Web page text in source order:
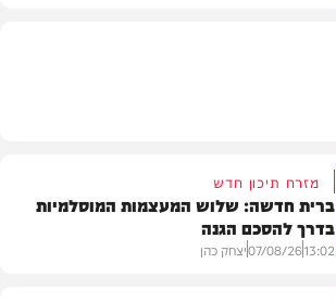
מזרח תיכון חדש
ברית חדשה: שלוש המעצמות המוסלמיות
בדרך להסכם הגנה
13:02
07/08/26יצחק כהן